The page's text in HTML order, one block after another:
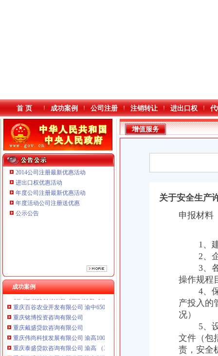
本站导航
首 页 成功案例 公司注册 注销转让 进出口权
2014公司注册最新优惠活动
进出口权优惠活动
年度公司注册最新优惠活动
年度活动公司注册送优惠
公示公告
成功案例
重庆铭博投资咨询有限公司
重庆戴盛贷款咨询有限公司
重庆伟尚科技发展有限公司 渝高100万 （工商注册）
重庆凯誉网络通信技术工程有限公司渝中分公司 （工商注册）
上海兆妩贸易有限公司重庆时代广场分公司 渝中 （工商注册）
杭州思锐贸易有限公司重庆分公司 渝中 （工商注册）
重庆百谷农业开发有限公司 渝中650万 （注册）
重庆铭博投资咨询有限公司
重庆戴盛贷款咨询有限公司
重庆伟尚科技发展有限公司 渝高100万 （工商注册）
重庆泰盛贷款咨询有限公司 渝高 （工商注册）
重庆欧氏科技发展有限公司 渝九50万 （进出口权）
增值服务
关于安全生产
申报材料
1、建
2、企
3、各
操作规程
4、保
产投入的
况）
5、设
文件（包
责，安全